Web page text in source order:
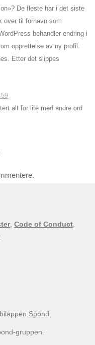
De fleste har i det siste
over til fornavn som
behandler endring i
opprettelse av ny profil.
Etter det slippes
alt for lite med andre ord
, Code of Conduct
Spond
gruppen.